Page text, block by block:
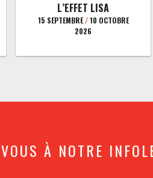
L’EFFET LISA
15 SEPTEMBRE/10 OCTOBRE
2026
À NOTRE